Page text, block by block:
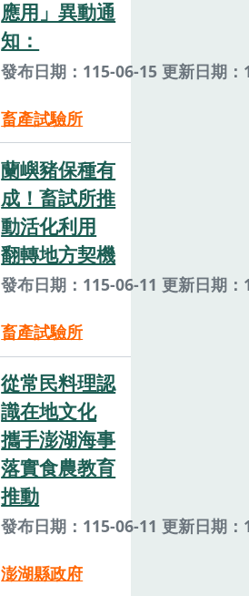
應用」異動通
知：
發布日期：115-06-15 更新日期
畜產試驗所
蘭嶼豬保種有
成！畜試所推
動活化利用
翻轉地方契機
發布日期：115-06-11 更新日期
畜產試驗所
從常民料理認
識在地文化
攜手澎湖海事
落實食農教育
推動
發布日期：115-06-11 更新日期
澎湖縣政府